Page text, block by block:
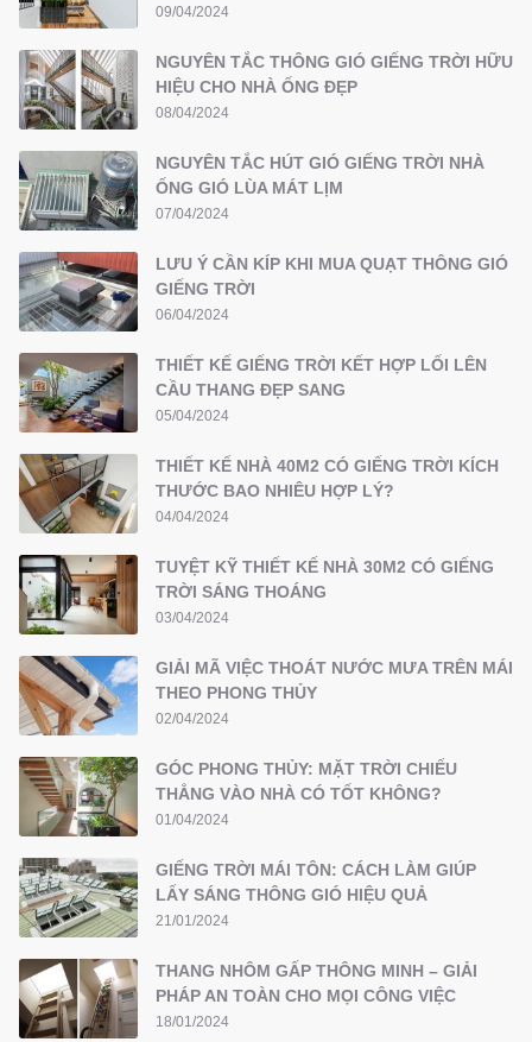
09/04/2024
NGUYÊN TẮC THÔNG GIÓ GIẾNG TRỜI HỮU
HIỆU CHO NHÀ ỐNG ĐẸP
08/04/2024
NGUYÊN TẮC HÚT GIÓ GIẾNG TRỜI NHÀ
ỐNG GIÓ LÙA MÁT LỊM
07/04/2024
LƯU Ý CẦN KÍP KHI MUA QUẠT THÔNG GIÓ
GIẾNG TRỜI
06/04/2024
THIẾT KẾ GIẾNG TRỜI KẾT HỢP LỐI LÊN
CẦU THANG ĐẸP SANG
05/04/2024
THIẾT KẾ NHÀ 40M2 CÓ GIẾNG TRỜI KÍCH
THƯỚC BAO NHIÊU HỢP LÝ?
04/04/2024
TUYỆT KỸ THIẾT KẾ NHÀ 30M2 CÓ GIẾNG
TRỜI SÁNG THOÁNG
03/04/2024
GIẢI MÃ VIỆC THOÁT NƯỚC MƯA TRÊN MÁI
THEO PHONG THỦY
02/04/2024
GÓC PHONG THỦY: MẶT TRỜI CHIẾU
THẲNG VÀO NHÀ CÓ TỐT KHÔNG?
01/04/2024
GIẾNG TRỜI MÁI TÔN: CÁCH LÀM GIÚP
LẤY SÁNG THÔNG GIÓ HIỆU QUẢ
21/01/2024
THANG NHÔM GẤP THÔNG MINH – GIẢI
PHÁP AN TOÀN CHO MỌI CÔNG VIỆC
18/01/2024